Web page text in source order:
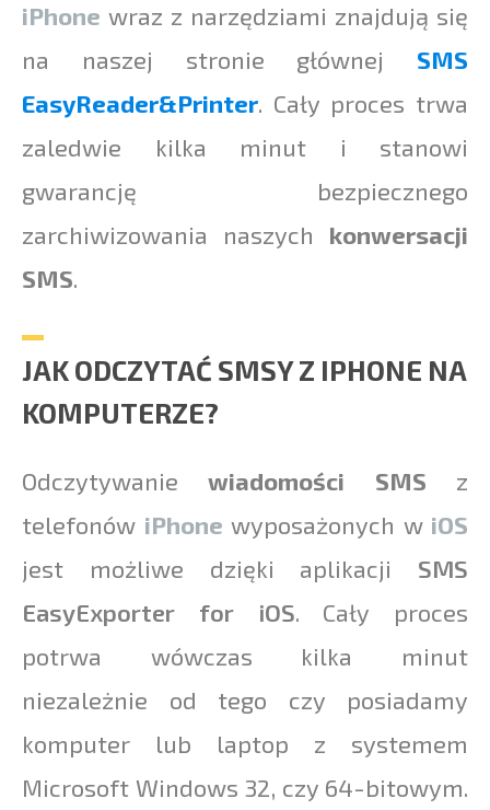
iPhone wraz z narzędziami znajdują się
na naszej stronie głównej SMS
EasyReader&Printer. Cały proces trwa
zaledwie kilka minut i stanowi
gwarancję bezpiecznego
zarchiwizowania naszych konwersacji
SMS.
JAK ODCZYTAĆ SMSY Z IPHONE NA
KOMPUTERZE?
Odczytywaniewiadomości SMS z
telefonów iPhone wyposażonych w iOS
jest możliwe dzięki aplikacji SMS
EasyExporter for iOS. Cały proces
potrwa wówczas kilka minut
niezależnie od tego czy posiadamy
komputer lub laptop z systemem
Microsoft Windows 32, czy 64-bitowym.